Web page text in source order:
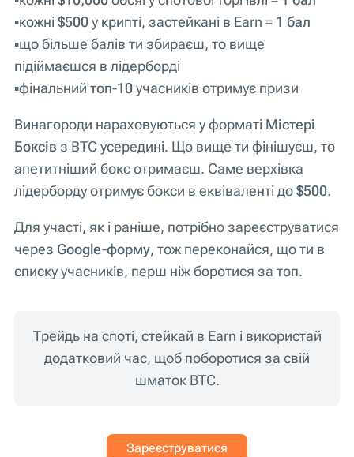
▪️кожні $500у крипті, застейкані в Earn = 1 бал
▪️що більше балів ти збираєш, то вище
підіймаєшся в лідерборді
▪️фінальний топ-10учасників отримує призи
Винагороди нараховуються у форматі Містері
Боксів з BTC усередині. Що вище ти фінішуєш, то
апетитніший бокс отримаєш. Саме верхівка
лідерборду отримує бокси в еквіваленті до$500.
Для участі, як і раніше, потрібно зареєструватися
через Google-форму, тож переконайся, що ти в
списку учасників, перш ніж боротися за топ.
Tрейдь на споті, стейкай в Earn і використай
додатковий час, щоб поборотися за свій
шматок BTC.
Зареєструватися